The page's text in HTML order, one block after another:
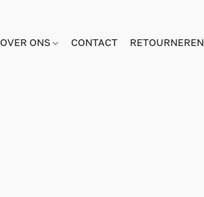
OVER ONS CONTACT RETOURNEREN